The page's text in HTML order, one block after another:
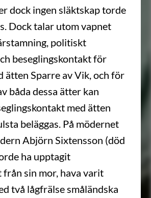
dock ingen släktskap torde
Dock talar utom vapnet
politiskt
beseglingskontakt för
ätten Sparre av Vik, och för
båda dessa ätter kan
med ätten
beläggas. På mödernet
Abjörn Sixtensson (död
ha upptagit
sin mor, hava varit
två lågfrälse småländska